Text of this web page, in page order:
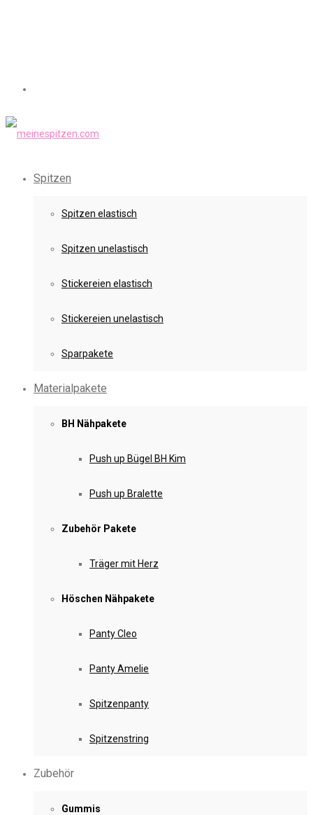
Spitzen
Spitzen elastisch
Spitzen unelastisch
Stickereien elastisch
Stickereien unelastisch
Sparpakete
Materialpakete
BH Nähpakete
Push up Bügel BH Kim
Push up Bralette
Zubehör Pakete
Träger mit Herz
Höschen Nähpakete
Panty Cleo
Panty Amelie
Spitzenpanty
Spitzenstring
Zubehör
Gummis